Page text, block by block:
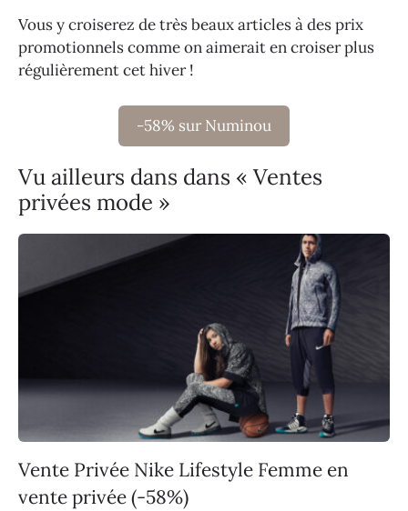
Vous y croiserez de très beaux articles à des prix
promotionnels comme on aimerait en croiser plus
régulièrement cet hiver !
-58% sur Numinou
Vu ailleurs dans dans « Ventes
privées mode »
Vente Privée Nike Lifestyle Femme en
vente privée (-58%)